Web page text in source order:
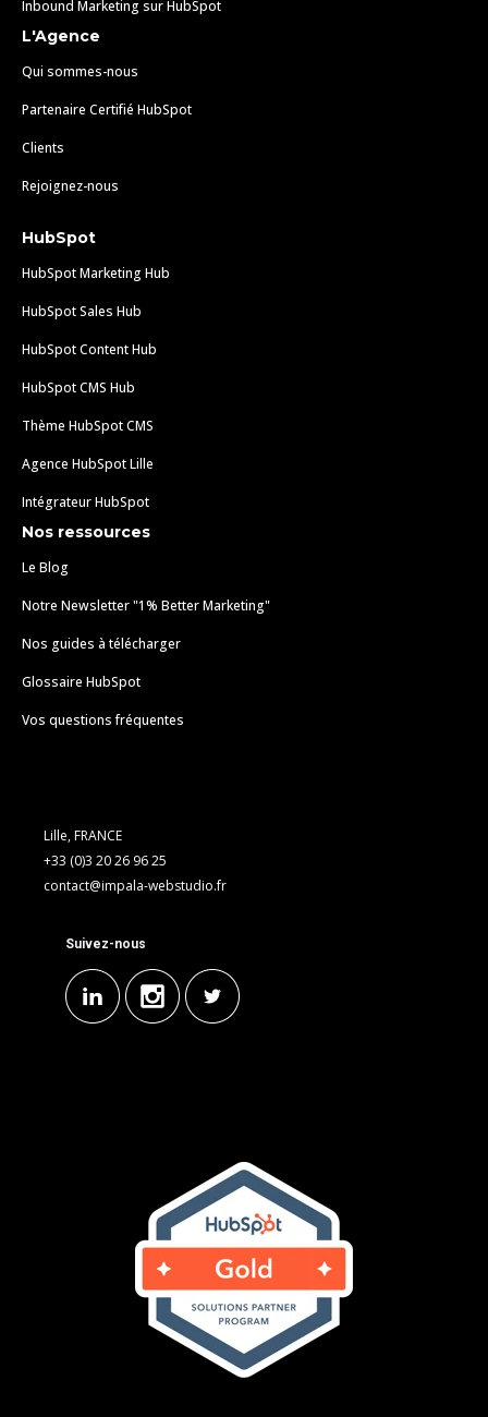
Inbound Marketing sur HubSpot
L'Agence
Qui sommes-nous
Partenaire Certifié HubSpot
Clients
Rejoignez-nous
HubSpot
HubSpot Marketing Hub
HubSpot Sales Hub
HubSpot Content Hub
HubSpot CMS Hub
Thème HubSpot CMS
Agence HubSpot Lille
Intégrateur HubSpot
Nos ressources
Le Blog
Notre Newsletter "1% Better Marketing"
Nos guides à télécharger
Glossaire HubSpot
Vos questions fréquentes
Lille, FRANCE
+33 (0)3 20 26 96 25
contact@impala-webstudio.fr
Suivez-nous